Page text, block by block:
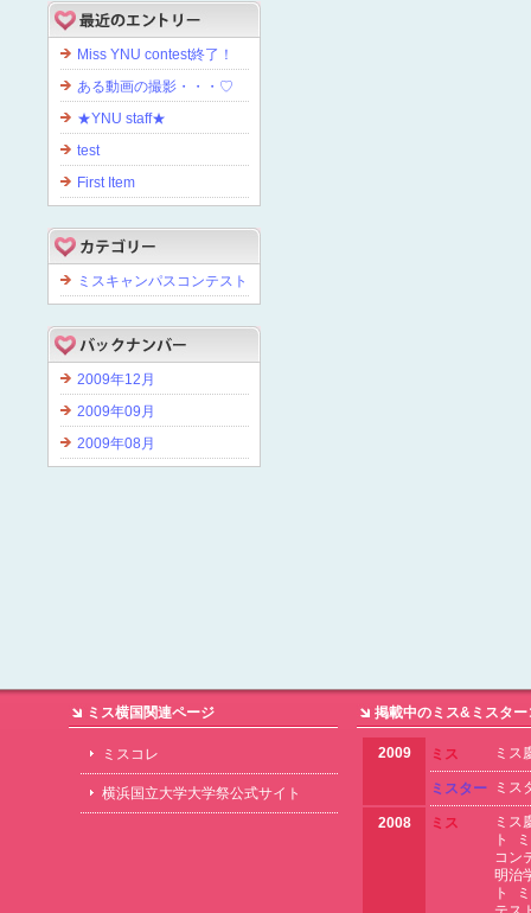
Miss YNU contest終了！
ある動画の撮影・・・♡
★YNU staff★
test
First Item
ミスキャンパスコンテスト
2009年12月
2009年09月
2009年08月
ミス横国関連ページ
ミスコレ
横浜国立大学大学祭公式サイト
掲載中のミス&ミスター
2009 ミス ミス
ミスター ミス
2008 ミス
ミス
ト
コン
明治
ト